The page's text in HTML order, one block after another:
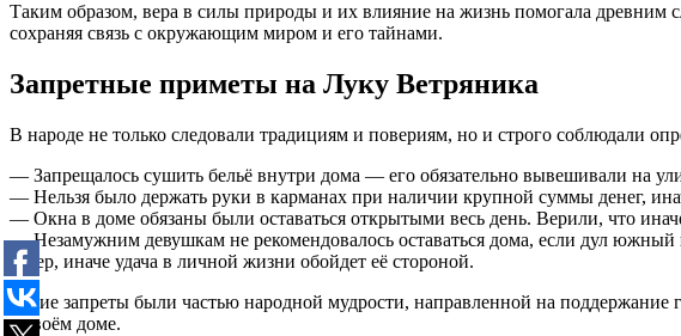
Таким образом, вера в силы природы и их влияние на жизнь помогала древним
сохраняя связь с окружающим миром и его тайнами.
Запретные приметы на Луку Ветряника
В народе не только следовали традициям и повериям, но и строго соблюдали
— Запрещалось сушить бельё внутри дома — его обязательно вывешивали на
— Нельзя было держать руки в карманах при наличии крупной суммы денег,
— Окна в доме обязаны были оставаться открытыми весь день. Верили, что
— Незамужним девушкам не рекомендовалось оставаться дома, если дул южный
ветер, иначе удача в личной жизни обойдет её стороной.
Такие запреты были частью народной мудрости, направленной на
в своём доме.